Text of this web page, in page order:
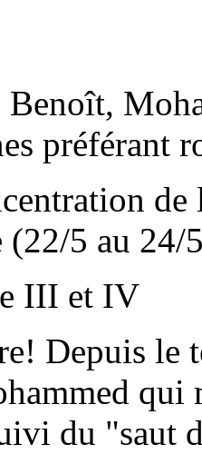
Benoît,
préférant
de
(22/5 au 24/
III et IV
Depuis le
qui
du "saut